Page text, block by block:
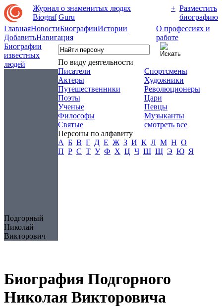
Журнал о знаменитых людях
Biograf Guru
+ Разместить
биографию
ГлавнаяНовостиБиографииИстории
ДобавитьНавигация
О профессиях и
работе
Биографии
известных
людей
Подгорный
Николай
Викторович
По виду деятельности
Писатели
Актеры
Путешественники
Поэты
Ученые
Философы
Святые
Спортсмены
Художники
Революционеры
Цари
Певцы
Музыканты
смотреть все
Персоны по алфавиту
А Б В Г Д Е Ж З И К Л М Н О
П Р С Т У Ф Х Ц Ч Ш Щ Э Ю Я
Биография Подгорного
Николая Викторовича